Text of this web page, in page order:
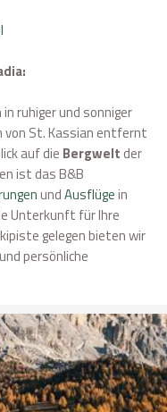
ruhiger und sonniger
von St. Kassian entfernt
auf die Bergweltder
ist das B&B
undAusflügein
Unterkunft für Ihre
gelegen bieten wir
persönliche